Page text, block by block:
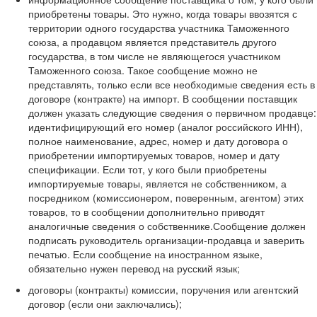
приобретены товары. Это нужно, когда товары ввозятся с
территории одного государства участника Таможенного
союза, а продавцом является представитель другого
государства, в том числе не являющегося участником
Таможенного союза. Такое сообщение можно не
представлять, только если все необходимые сведения есть в
договоре (контракте) на импорт. В сообщении поставщик
должен указать следующие сведения о первичном продавце:
идентифицирующий его номер (аналог российского ИНН),
полное наименование, адрес, номер и дату договора о
приобретении импортируемых товаров, номер и дату
спецификации. Если тот, у кого были приобретены
импортируемые товары, является не собственником, а
посредником (комиссионером, поверенным, агентом) этих
товаров, то в сообщении дополнительно приводят
аналогичные сведения о собственнике.Сообщение должен
подписать руководитель организации-продавца и заверить
печатью. Если сообщение на иностранном языке,
обязательно нужен перевод на русский язык;
договоры (контракты) комиссии, поручения или агентский
договор (если они заключались);